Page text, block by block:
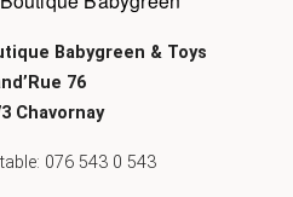
Babygreen & Toys
76
Chavornay
076 543 0 543